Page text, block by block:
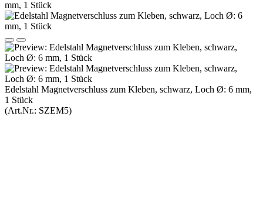
Edelstahl Magnetverschluss zum Kleben, schwarz, Loch Ø: 6 mm,
1 Stück
(Art.Nr.: SZEM5)